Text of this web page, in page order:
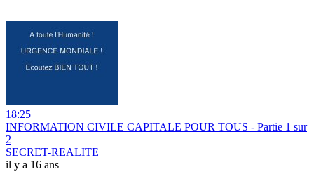
18:25
INFORMATION CIVILE CAPITALE POUR TOUS - Partie 1 sur
2
SECRET-REALITE
il y a 16 ans